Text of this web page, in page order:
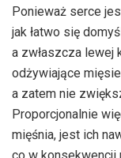
Ponieważ serce
jak łatwo się
a zwłaszcza lewej
odżywiające
a zatem nie
Proporcjonalnie
mięśnia, jest ich